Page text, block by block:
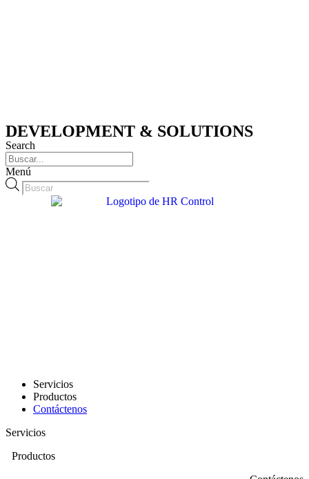
DEVELOPMENT & SOLUTIONS
Search
Menú
Búsqueda
de
productos
Servicios
Productos
Contáctenos
Servicios
Productos